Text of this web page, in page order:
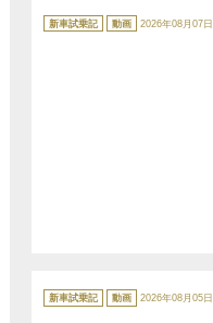
テ
ゴ
新車試乗記 動画 2026年08月07日
テ
ゴ
新車試乗記 動画 2026年08月05日